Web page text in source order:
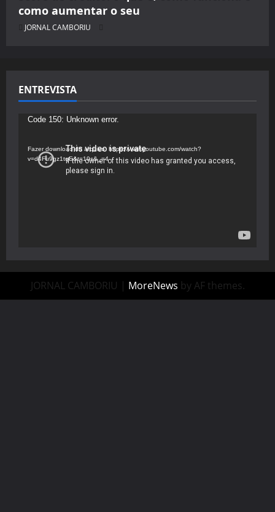
como aumentar o seu
JORNAL CAMBORIU
ENTREVISTA
Tocador
vídeo
Code 150: Unknown error.
Fazer download do arquivo: https://www.youtube.com/watch?
v=d4Fu9gz1tqE&t=19s&_=4
JORNAL CAMBORIU | MoreNews by AF themes.